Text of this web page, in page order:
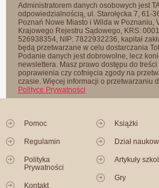
Administratorem danych osobowych jest
odpowiedzialnością, ul. Starołęcka 7, 61-
Poznań Nowe Miasto i Wilda w Poznaniu,
Krajowego Rejestru Sądowego, KRS:
526938354, NIP: 7822932236, kapitał
będą przetwarzane w celu dostarczania
Podanie danych jest dobrowolne, lecz
newslettera. Masz prawo dostępu do
poprawienia czy cofnięcia zgody na
czasie. Więcej informacji o przetwarzaniu
Polityce Prywatności
Pomoc
Regulamin
Polityka
Prywatności
Kontakt
Książki
Dział
Artykuły
Gry